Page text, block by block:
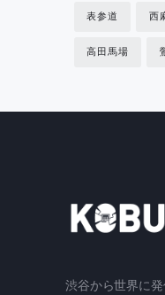
表参道 西
高田馬場
渋谷から世界に